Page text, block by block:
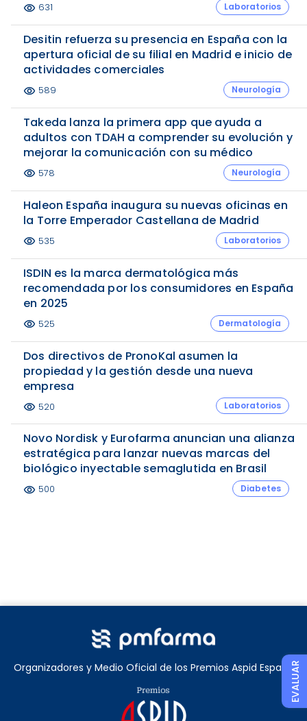
visibility 631 Laboratorios
Desitin refuerza su presencia en España con la
apertura oficial de su filial en Madrid e inicio de
actividades comerciales
visibility 589 Neurología
Takeda lanza la primera app que ayuda a
adultos con TDAH a comprender su evolución y
mejorar la comunicación con su médico
visibility 578 Neurología
Haleon España inaugura su nuevas oficinas en
la Torre Emperador Castellana de Madrid
visibility 535 Laboratorios
ISDIN es la marca dermatológica más
recomendada por los consumidores en España
en 2025
visibility 525 Dermatología
Dos directivos de PronoKal asumen la
propiedad y la gestión desde una nueva
empresa
visibility 520 Laboratorios
Novo Nordisk y Eurofarma anuncian una alianza
estratégica para lanzar nuevas marcas del
biológico inyectable semaglutida en Brasil
visibility 500 Diabetes
Organizadores y Medio Oficial de los Premios Aspid EspañaEVALUAR